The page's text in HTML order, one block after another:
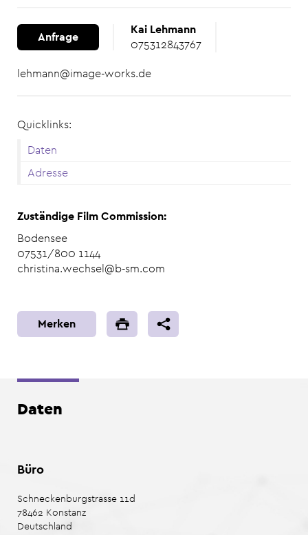
Anfrage
Kai Lehmann
075312843767
lehmann@image-works.de
Quicklinks:
Daten
Adresse
Zuständige Film Commission:
Bodensee
07531/800 1144
christina.wechsel@b-sm.com
Merken
Daten
Büro
Schneckenburgstrasse 11d
78462 Konstanz
Deutschland